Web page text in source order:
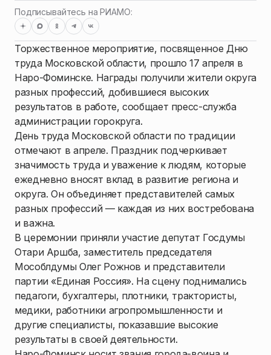
Подписывайтесь на РИАМО:
Торжественное мероприятие, посвященное Дню
труда Московской области, прошло 17 апреля в
Наро-Фоминске. Награды получили жители округа
разных профессий, добившиеся высоких
результатов в работе, сообщает пресс-служба
администрации горокруга.
День труда Московской области по традиции
отмечают в апреле. Праздник подчеркивает
значимость труда и уважение к людям, которые
ежедневно вносят вклад в развитие региона и
округа. Он объединяет представителей самых
разных профессий — каждая из них востребована
и важна.
В церемонии приняли участие депутат Госдумы
Отари Аршба, заместитель председателя
Мособлдумы Олег Рожнов и представители
партии «Единая Россия». На сцену поднимались
педагоги, бухгалтеры, плотники, трактористы,
медики, работники агропромышленности и
другие специалисты, показавшие высокие
результаты в своей деятельности.